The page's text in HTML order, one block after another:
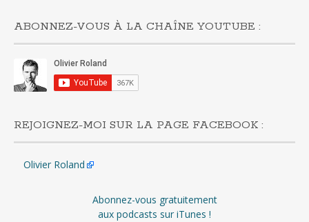
ABONNEZ-VOUS À LA CHAÎNE YOUTUBE :
REJOIGNEZ-MOI SUR LA PAGE FACEBOOK :
Olivier Roland
Abonnez-vous gratuitement
aux podcasts sur iTunes !